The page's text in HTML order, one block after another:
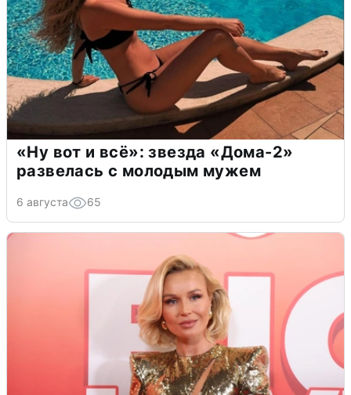
«Ну вот и всё»: звезда «Дома-2»
развелась с молодым мужем
6 августа 65